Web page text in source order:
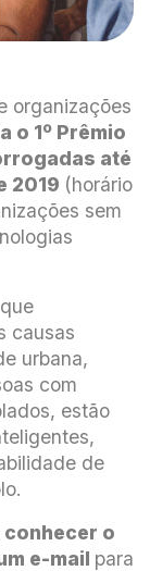
organizações
o 1º Prêmio
até
2019 (horário
sem
causas
urbana,
com
estão
de
conhecer o
e-mail para